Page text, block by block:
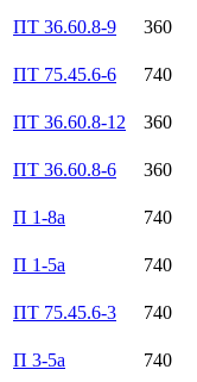
ПТ 36.60.8-9
360
ПТ 75.45.6-6
740
ПТ 36.60.8-12
360
ПТ 36.60.8-6
360
П 1-8а
740
П 1-5а
740
ПТ 75.45.6-3
740
П 3-5а
740